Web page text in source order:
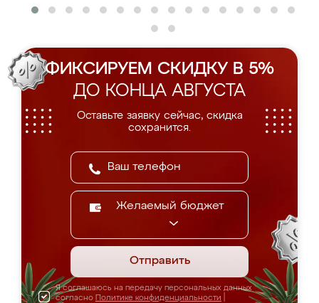
ФИКСИРУЕМ СКИДКУ В 5%
ДО КОНЦА АВГУСТА
Оставьте заявку сейчас, скидка
сохранится.
Желаемый бюджет
Отправить
Я соглашаюсь на передачу персональных данных
согласно Политике конфиденциальности